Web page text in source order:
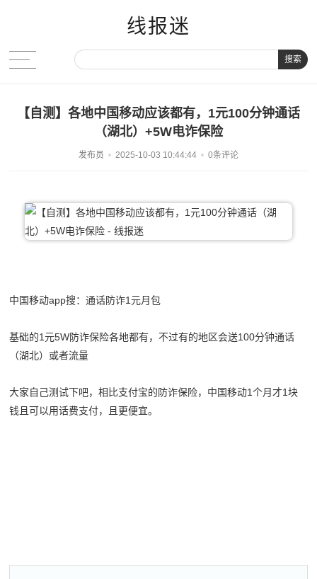
线报迷
搜索
【自测】各地中国移动应该都有，1元100分钟通话
（湖北）+5W电诈保险
发布员 2025-10-03 10:44:44 0条评论
中国移动app搜：通话防诈1元月包
基础的1元5W防诈保险各地都有，不过有的地区会送100分钟通话
（湖北）或者流量
大家自己测试下吧，相比支付宝的防诈保险，中国移动1个月才1块
钱且可以用话费支付，且更便宜。